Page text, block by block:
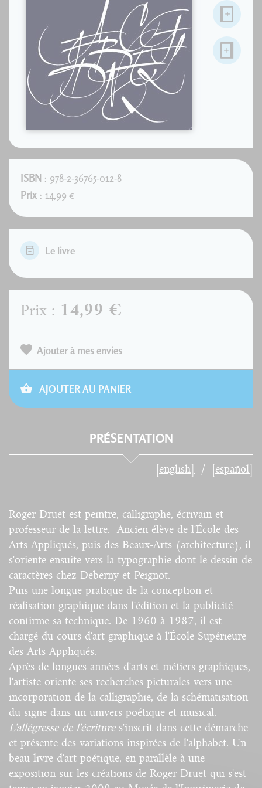
ISBN : 978-2-36765-012-8
Prix : 14,99 €
Le livre
Prix : 14,99 €
Ajouter à mes envies
AJOUTER AU PANIER
PRÉSENTATION
[english] [español]
Roger Druet est peintre, calligraphe, écrivain et
professeur de la lettre. Ancien élève de l'École des
Arts Appliqués, puis des Beaux-Arts (architecture), il
s'oriente ensuite vers la typographie dont le dessin de
caractères chez Deberny et Peignot.
Puis une longue pratique de la conception et
réalisation graphique dans l'édition et la publicité
confirme sa technique. De 1960 à 1987, il est
chargé du cours d'art graphique à l'École Supérieure
des Arts Appliqués.
Après de longues années d'arts et métiers graphiques,
l'artiste oriente ses recherches picturales vers une
incorporation de la calligraphie, de la schématisation
du signe dans un univers poétique et musical.
L'allégresse de l'écritures'inscrit dans cette démarche
et présente des variations inspirées de l'alphabet. Un
beau livre d'art poétique, en parallèle à une
exposition sur les créations de Roger Druet qui s'est